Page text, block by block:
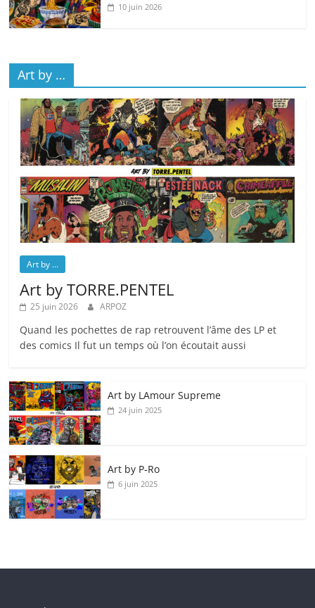
10 juin 2026
Art by …
Art by ...
Art by TORRE.PENTEL
25 juin 2026 ARPOZ
Quand les pochettes de rap retrouvent l’âme des LP et
des comics Il fut un temps où l’on écoutait aussi
Art by LAmour Supreme
24 juin 2025
Art by P‑Ro
6 juin 2025